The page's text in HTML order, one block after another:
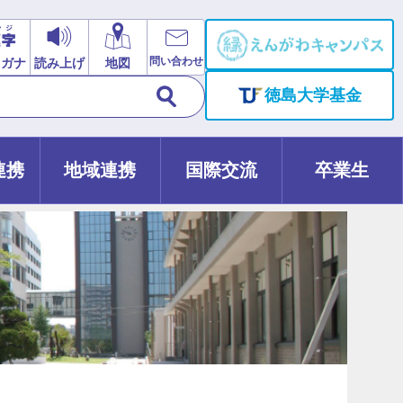
ナ 読み上げ 地図 問い合わせ
徳島大学基金
携 地域連携 国際交流 卒業生